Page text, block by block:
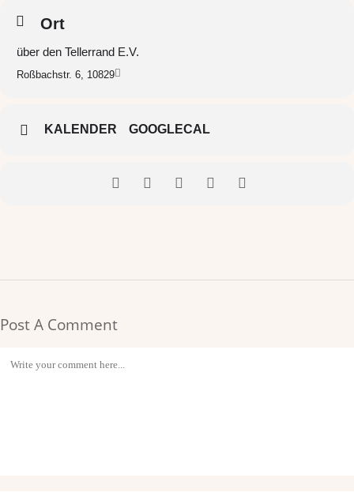
Ort
über den Tellerrand E.V.
Roßbachstr. 6, 10829
KALENDER GOOGLECAL
Post A Comment